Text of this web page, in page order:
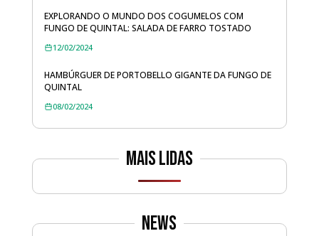
EXPLORANDO O MUNDO DOS COGUMELOS COM
FUNGO DE QUINTAL: SALADA DE FARRO TOSTADO
12/02/2024
HAMBÚRGUER DE PORTOBELLO GIGANTE DA FUNGO DE
QUINTAL
08/02/2024
Mais lidas
News